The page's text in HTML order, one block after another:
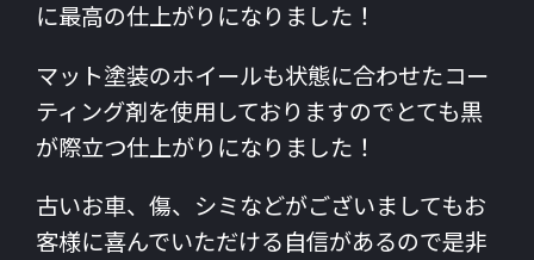
に最高の仕上がりになりました！
マット塗装のホイールも状態に合わせたコー
ティング剤を使用しておりますのでとても黒
が際立つ仕上がりになりました！
古いお車、傷、シミなどがございましてもお
客様に喜んでいただける自信があるので是非